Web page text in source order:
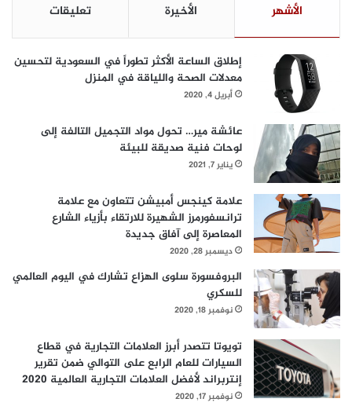
الأشهر الأخيرة تعليقات
إطلاق الساعة الأكثر تطوراً في السعودية لتحسين
معدلات الصحة واللياقة في المنزل
أبريل 4, 2020
عائشة مير… تحول مواد التجميل التالفة إلى
لوحات فنية صديقة للبيئة
يناير 7, 2021
علامة كينجس أمبيشن تتعاون مع علامة
ترانسفورمرز الشهيرة للارتقاء بأزياء الشارع
المعاصرة إلى آفاق جديدة
ديسمبر 28, 2020
البروفسورة سلوى الهزاع تشارك في اليوم العالمي
للسكري
نوفمبر 18, 2020
تويوتا تتصدر أبرز العلامات التجارية في قطاع
السيارات للعام الرابع على التوالي ضمن تقرير
إنتربراند لأفضل العلامات التجارية العالمية 2020
نوفمبر 17, 2020